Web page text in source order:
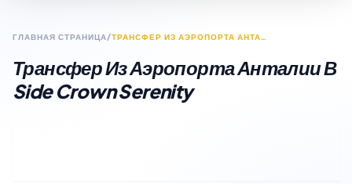
ГЛАВНАЯ СТРАНИЦА/ ТРАНСФЕР ИЗ АЭРОПОРТА АНТАЛИИ В SIDE CROWN SERENITY
Трансфер Из Аэропорта Анталии В
Side Crown Serenity